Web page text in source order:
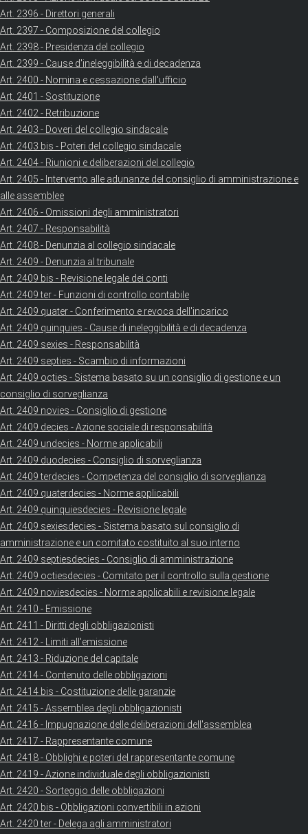
Art. 2396 - Direttori generali
Art. 2397 - Composizione del collegio
Art. 2398 - Presidenza del collegio
Art. 2399 - Cause d'ineleggibilità e di decadenza
Art. 2400 - Nomina e cessazione dall'ufficio
Art. 2401 - Sostituzione
Art. 2402 - Retribuzione
Art. 2403 - Doveri del collegio sindacale
Art. 2403 bis - Poteri del collegio sindacale
Art. 2404 - Riunioni e deliberazioni del collegio
Art. 2405 - Intervento alle adunanze del consiglio di amministrazione e
alle assemblee
Art. 2406 - Omissioni degli amministratori
Art. 2407 - Responsabilità
Art. 2408 - Denunzia al collegio sindacale
Art. 2409 - Denunzia al tribunale
Art. 2409 bis - Revisione legale dei conti
Art. 2409 ter - Funzioni di controllo contabile
Art. 2409 quater - Conferimento e revoca dell'incarico
Art. 2409 quinquies - Cause di ineleggibilità e di decadenza
Art. 2409 sexies - Responsabilità
Art. 2409 septies - Scambio di informazioni
Art. 2409 octies - Sistema basato su un consiglio di gestione e un
consiglio di sorveglianza
Art. 2409 novies - Consiglio di gestione
Art. 2409 decies - Azione sociale di responsabilità
Art. 2409 undecies - Norme applicabili
Art. 2409 duodecies - Consiglio di sorveglianza
Art. 2409 terdecies - Competenza del consiglio di sorveglianza
Art. 2409 quaterdecies - Norme applicabili
Art. 2409 quinquiesdecies - Revisione legale
Art. 2409 sexiesdecies - Sistema basato sul consiglio di
amministrazione e un comitato costituito al suo interno
Art. 2409 septiesdecies - Consiglio di amministrazione
Art. 2409 octiesdecies - Comitato per il controllo sulla gestione
Art. 2409 noviesdecies - Norme applicabili e revisione legale
Art. 2410 - Emissione
Art. 2411 - Diritti degli obbligazionisti
Art. 2412 - Limiti all'emissione
Art. 2413 - Riduzione del capitale
Art. 2414 - Contenuto delle obbligazioni
Art. 2414 bis - Costituzione delle garanzie
Art. 2415 - Assemblea degli obbligazionisti
Art. 2416 - Impugnazione delle deliberazioni dell'assemblea
Art. 2417 - Rappresentante comune
Art. 2418 - Obblighi e poteri del rappresentante comune
Art. 2419 - Azione individuale degli obbligazionisti
Art. 2420 - Sorteggio delle obbligazioni
Art. 2420 bis - Obbligazioni convertibili in azioni
Art. 2420 ter - Delega agli amministratori